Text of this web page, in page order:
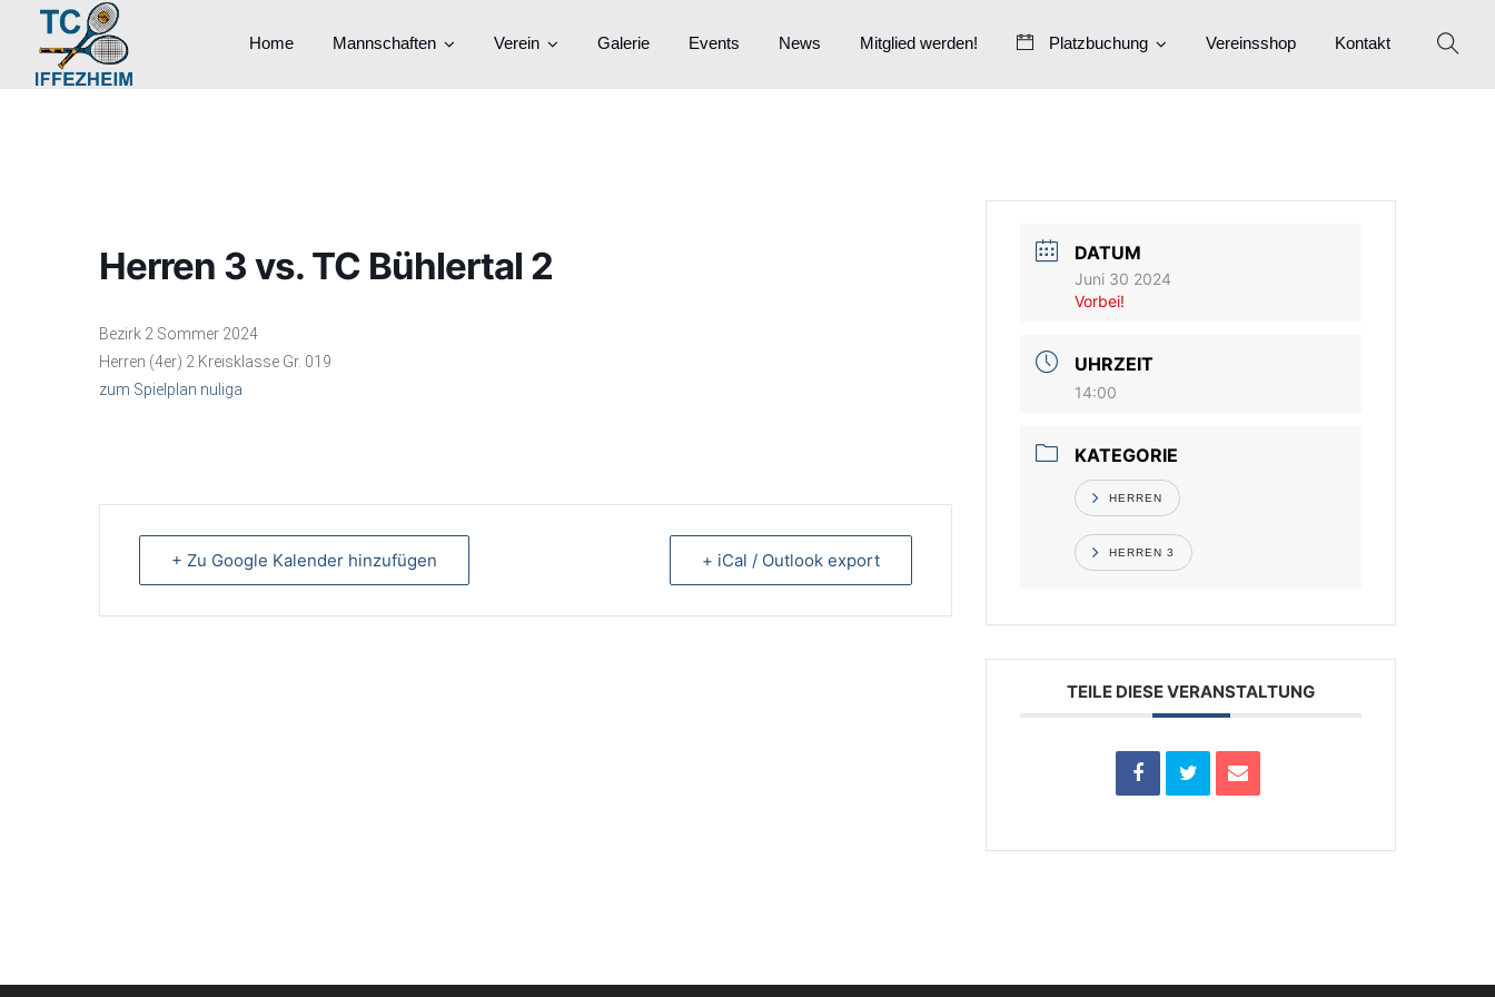
Home Mannschaften Verein Galerie Events News Mitglied werden! Platzbuchung Vereinsshop Kontakt
Herren 3 vs. TC Bühlertal 2
Bezirk 2 Sommer 2024
Herren (4er) 2.Kreisklasse Gr. 019
zum Spielplan nuliga
+ Zu Google Kalender hinzufügen + iCal / Outlook export
DATUM
Juni 30 2024
Vorbei!
UHRZEIT
14:00
KATEGORIE
HERREN
HERREN 3
TEILE DIESE VERANSTALTUNG